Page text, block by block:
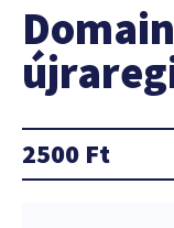
Domain
2500 Ft